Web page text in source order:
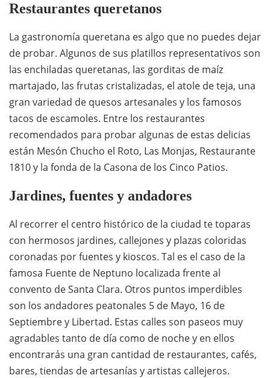
Restaurantes queretanos
La gastronomía queretana es algo que no puedes dejar
de probar. Algunos de sus platillos representativos son
las enchiladas queretanas, las gorditas de maíz
martajado, las frutas cristalizadas, el atole de teja, una
gran variedad de quesos artesanales y los famosos
tacos de escamoles. Entre los restaurantes
recomendados para probar algunas de estas delicias
están Mesón Chucho el Roto, Las Monjas, Restaurante
1810 y la fonda de la Casona de los Cinco Patios.
Jardines, fuentes y andadores
Al recorrer el centro histórico de la ciudad te toparas
con hermosos jardines, callejones y plazas coloridas
coronadas por fuentes y kioscos. Tal es el caso de la
famosa Fuente de Neptuno localizada frente al
convento de Santa Clara. Otros puntos imperdibles
son los andadores peatonales 5 de Mayo, 16 de
Septiembre y Libertad. Estas calles son paseos muy
agradables tanto de día como de noche y en ellos
encontrarás una gran cantidad de restaurantes, cafés,
bares, tiendas de artesanías y artistas callejeros.